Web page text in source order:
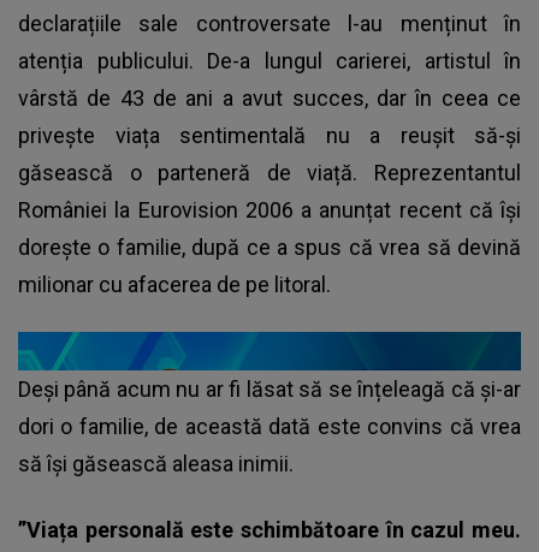
declarațiile sale controversate l-au menținut în
atenția publicului. De-a lungul carierei, artistul în
vârstă de 43 de ani a avut succes, dar în ceea ce
privește viața sentimentală nu a reușit să-și
găsească o parteneră de viață. Reprezentantul
României la Eurovision 2006 a anunțat recent că își
dorește o familie, după ce a spus că vrea să devină
milionar cu afacerea de pe litoral.
Deși până acum nu ar fi lăsat să se înțeleagă că și-ar
dori o familie, de această dată este convins că vrea
să își găsească aleasa inimii.
”Viața personală este schimbătoare în cazul meu.